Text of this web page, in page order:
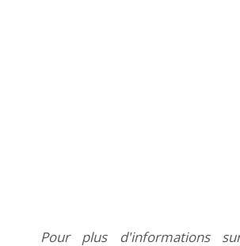
Pour plus d'informations